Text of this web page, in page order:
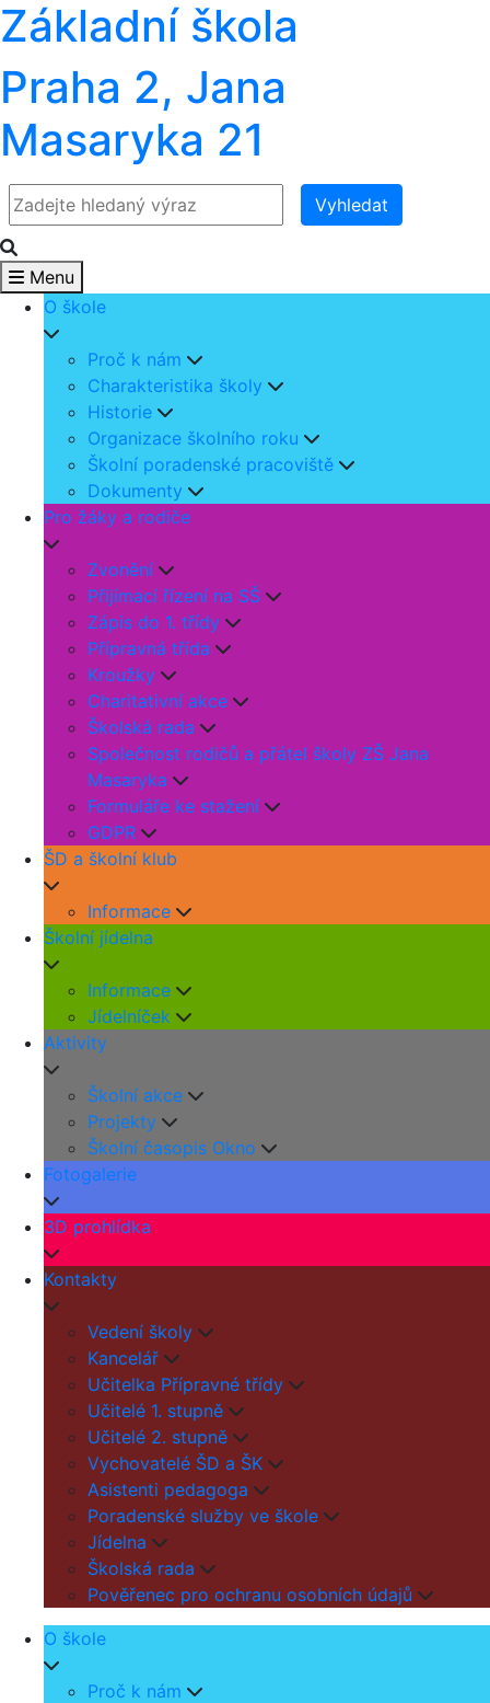
Základní škola
Praha 2, Jana
Masaryka 21
Vyhledat
Menu
O škole
Proč k nám
Charakteristika školy
Historie
Organizace školního roku
Školní poradenské pracoviště
Dokumenty
Pro žáky a rodiče
Zvonění
Přijímací řízení na SŠ
Zápis do 1. třídy
Přípravná třída
Kroužky
Charitativní akce
Školská rada
Společnost rodičů a přátel školy ZŠ Jana
Masaryka
Formuláře ke stažení
GDPR
ŠD a školní klub
Informace
Školní jídelna
Informace
Jídelníček
Aktivity
Školní akce
Projekty
Školní časopis Okno
Fotogalerie
3D prohlídka
Kontakty
Vedení školy
Kancelář
Učitelka Přípravné třídy
Učitelé 1. stupně
Učitelé 2. stupně
Vychovatelé ŠD a ŠK
Asistenti pedagoga
Poradenské služby ve škole
Jídelna
Školská rada
Pověřenec pro ochranu osobních údajů
O škole
Proč k nám